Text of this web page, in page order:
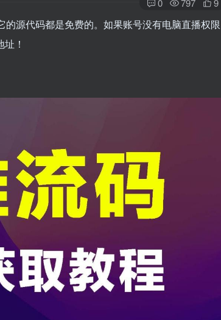
的源代码都是免费的。如果账号没有电脑直播权限
！